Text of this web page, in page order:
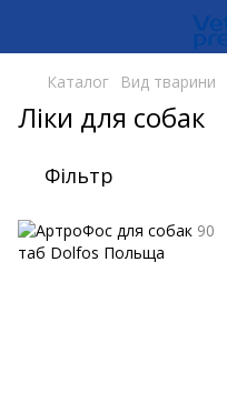
Каталог Вид тварини
Ліки для собак
Фільтр